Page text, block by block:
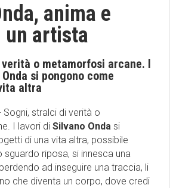
anima e
un artista
o metamorfosi arcane. I
si pongono come
altra
Sogni, stralci di verità o
I lavori di Silvano Onda si
di una vita altra, possibile
riposa, si innesca una
ad inseguire una traccia, li
che diventa un corpo, dove credi